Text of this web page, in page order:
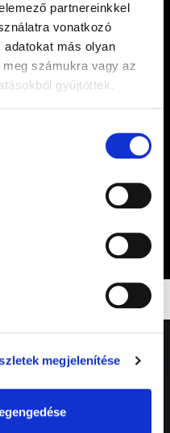
partnereinkkel
vonatkozó
más olyan
számukra vagy az
gyűjtöttek.
megjelenítése